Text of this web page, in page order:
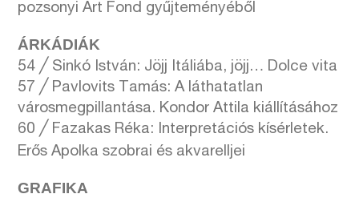
pozsonyi Art Fond gyűjteményéből
ÁRKÁDIÁK
54 ╱ Sinkó István: Jöjj Itáliába, jöjj… Dolce vita
57 ╱ Pavlovits Tamás: A láthatatlan
városmegpillantása. Kondor Attila kiállításához
60 ╱ Fazakas Réka: Interpretációs kísérletek.
Erős Apolka szobrai és akvarelljei
GRAFIKA